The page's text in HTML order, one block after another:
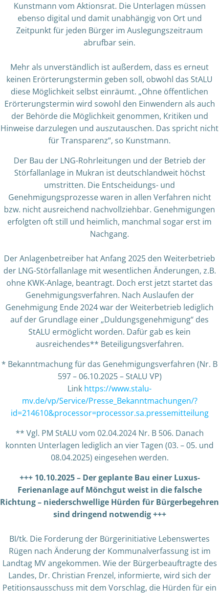
Kunstmann vom Aktionsrat. Die Unterlagen müssen
ebenso digital und damit unabhängig von Ort und
Zeitpunkt für jeden Bürger im Auslegungszeitraum
abrufbar sein.
Mehr als unverständlich ist außerdem, dass es erneut
keinen Erörterungstermin geben soll, obwohl das StALU
diese Möglichkeit selbst einräumt. „Ohne öffentlichen
Erörterungstermin wird sowohl den Einwendern als auch
der Behörde die Möglichkeit genommen, Kritiken und
Hinweise darzulegen und auszutauschen. Das spricht nicht
für Transparenz“, so Kunstmann.
Der Bau der LNG-Rohrleitungen und der Betrieb der
Störfallanlage in Mukran ist deutschlandweit höchst
umstritten. Die Entscheidungs- und
Genehmigungsprozesse waren in allen Verfahren nicht
bzw. nicht ausreichend nachvollziehbar. Genehmigungen
erfolgten oft still und heimlich, manchmal sogar erst im
Nachgang.
Der Anlagenbetreiber hat Anfang 2025 den Weiterbetrieb
der LNG-Störfallanlage mit wesentlichen Änderungen, z.B.
ohne KWK-Anlage, beantragt. Doch erst jetzt startet das
Genehmigungsverfahren. Nach Auslaufen der
Genehmigung Ende 2024 war der Weiterbetrieb lediglich
auf der Grundlage einer „Duldungsgenehmigung“ des
StALU ermöglicht worden. Dafür gab es kein
ausreichendes** Beteiligungsverfahren.
* Bekanntmachung für das Genehmigungsverfahren (Nr. B
597 – 06.10.2025 – StALU VP)
Link https://www.stalu-
mv.de/vp/Service/Presse_Bekanntmachungen/?
id=214610&processor=processor.sa.pressemitteilung
** Vgl. PM StALU vom 02.04.2024 Nr. B 506. Danach
konnten Unterlagen lediglich an vier Tagen (03. – 05. und
08.04.2025) eingesehen werden.
+++ 10.10.2025 – Der geplante Bau einer Luxus-
Ferienanlage auf Mönchgut weist in die falsche
Richtung – niederschwellige Hürden für Bürgerbegehren
sind dringend notwendig +++
BI/tk. Die Forderung der Bürgerinitiative Lebenswertes
Rügen nach Änderung der Kommunalverfassung ist im
Landtag MV angekommen. Wie der Bürgerbeauftragte des
Landes, Dr. Christian Frenzel, informierte, wird sich der
Petitionsausschuss mit dem Vorschlag, die Hürden für ein